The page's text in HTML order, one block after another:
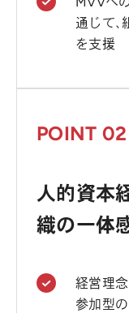
通じて
を支援
POINT 02
人的資本
織の一体
経営理
参加型